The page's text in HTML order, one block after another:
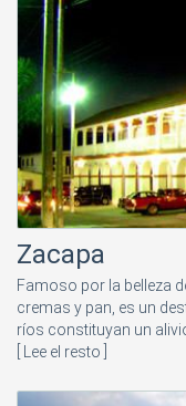
Zacapa
Famoso por la belleza
cremas y pan, es un
ríos constituyan un
[ Lee el resto ]